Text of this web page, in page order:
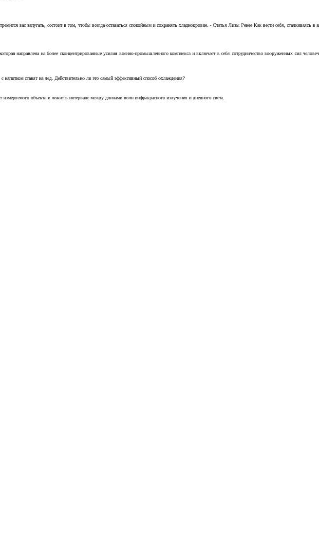
вас запугать, состоит в том, чтобы всегда оставаться спокойным и сохранять хладнокровие. - Статья Лизы Ренее Как вести себя, сталкиваясь в
направлена на более сконцентрированные усилия военно-промышленного комплекса и включает в себя сотрудничество вооруженных сил
ставят на лед. Действительно ли это самый эффективный способ охлаждения?
объекта и лежит в интервале между длинами волн инфракрасного излучения и дневного света.